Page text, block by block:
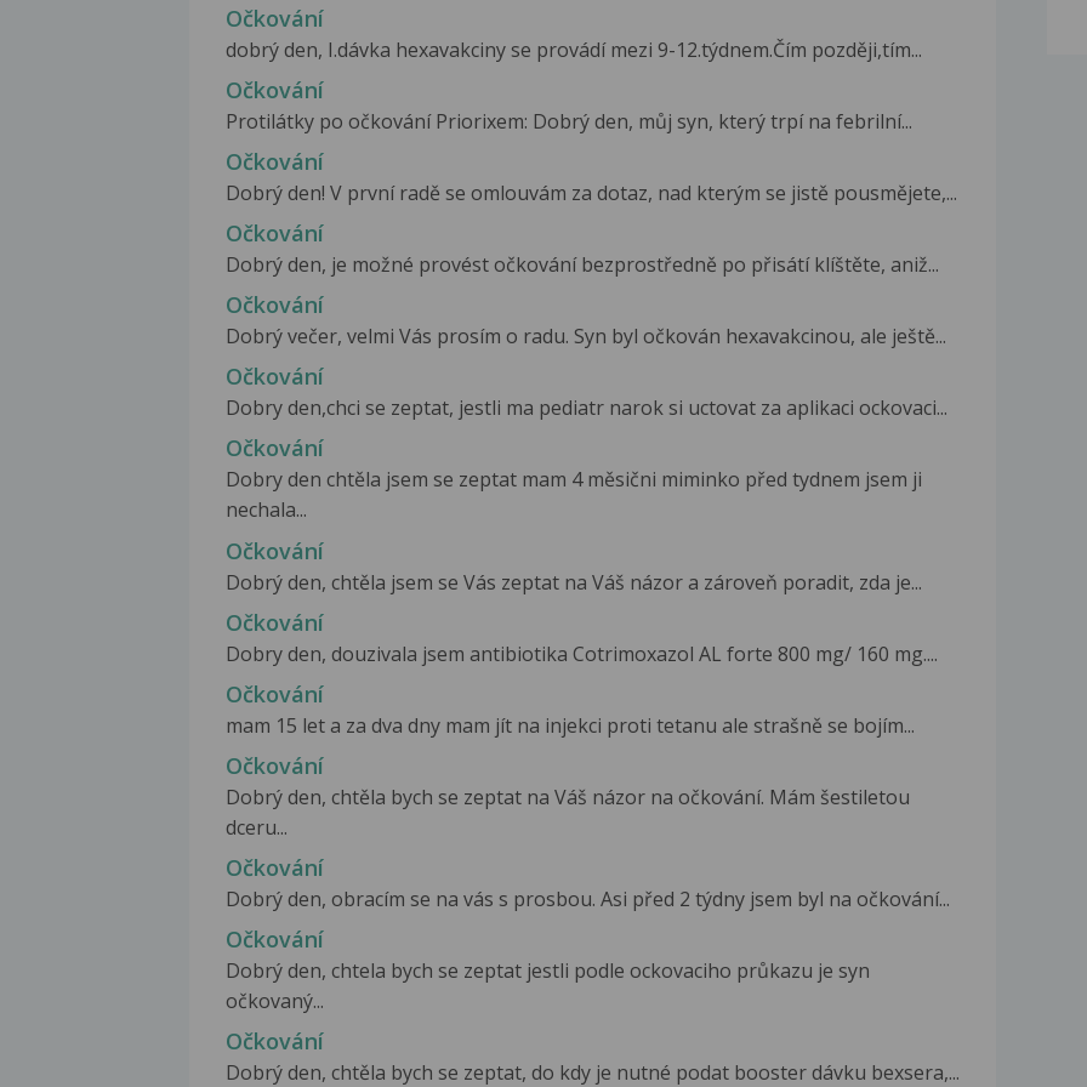
Očkování
dobrý den, I.dávka hexavakciny se provádí mezi 9-12.týdnem.Čím později,tím...
Očkování
Protilátky po očkování Priorixem: Dobrý den, můj syn, který trpí na febrilní...
Očkování
Dobrý den! V první radě se omlouvám za dotaz, nad kterým se jistě pousmějete,...
Očkování
Dobrý den, je možné provést očkování bezprostředně po přisátí klíštěte, aniž...
Očkování
Dobrý večer, velmi Vás prosím o radu. Syn byl očkován hexavakcinou, ale ještě...
Očkování
Dobry den,chci se zeptat, jestli ma pediatr narok si uctovat za aplikaci ockovaci...
Očkování
Dobry den chtěla jsem se zeptat mam 4 měsični miminko před tydnem jsem ji
nechala...
Očkování
Dobrý den, chtěla jsem se Vás zeptat na Váš názor a zároveň poradit, zda je...
Očkování
Dobry den, douzivala jsem antibiotika Cotrimoxazol AL forte 800 mg/ 160 mg....
Očkování
mam 15 let a za dva dny mam jít na injekci proti tetanu ale strašně se bojím...
Očkování
Dobrý den, chtěla bych se zeptat na Váš názor na očkování. Mám šestiletou
dceru...
Očkování
Dobrý den, obracím se na vás s prosbou. Asi před 2 týdny jsem byl na očkování...
Očkování
Dobrý den, chtela bych se zeptat jestli podle ockovaciho průkazu je syn
očkovaný...
Očkování
Dobrý den, chtěla bych se zeptat, do kdy je nutné podat booster dávku bexsera,...